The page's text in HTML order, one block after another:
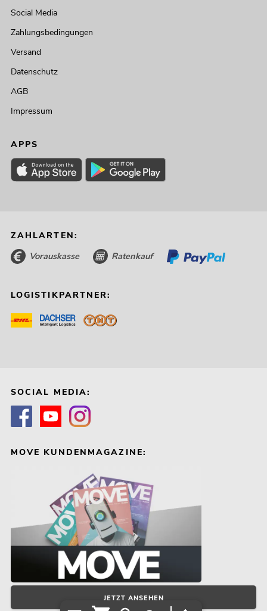
Social Media
Zahlungsbedingungen
Versand
Datenschutz
AGB
Impressum
APPS
ZAHLARTEN:
Vorauskasse Ratenkauf
LOGISTIKPARTNER:
SOCIAL MEDIA:
MOVE KUNDENMAGAZINE:
JETZT ANSEHEN